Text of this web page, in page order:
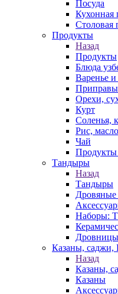
Посуда
Кухонная
Столовая
Продукты
Назад
Продукты
Блюда
Варенье
Орехи,
Курт
Соленья,
Рис, масло
Чай
Тандыры
Назад
Тандыры
Наборы:
Дровницы
Казаны, саджи,
Назад
Казаны,
Казаны